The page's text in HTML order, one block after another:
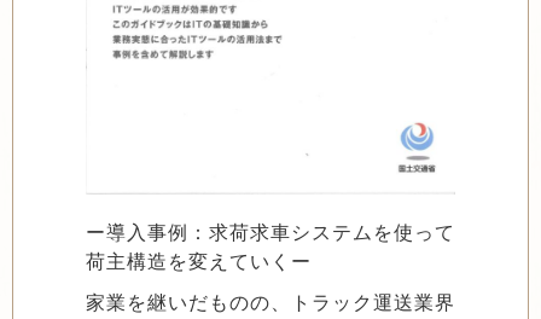
ー導入事例：求荷求車システムを使って
荷主構造を変えていくー
家業を継いだものの、トラック運送業界